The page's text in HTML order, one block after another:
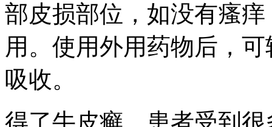
部皮损部位，如没有瘙
用。使用外用药物后，
吸收。